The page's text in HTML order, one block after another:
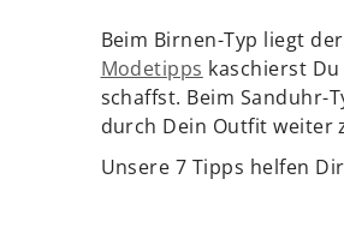
Beim Birnen-Typ liegt
Modetipps kaschierst
schaffst. Beim Sanduhr-
durch Dein Outfit weiter
Unsere 7 Tipps helfen